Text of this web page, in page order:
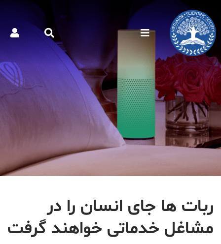
ربات ها جای انسان را در
مشاغل خدماتی خواهند گرفت